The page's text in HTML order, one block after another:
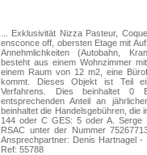
... Exklusivität Nizza Pasteur,
ensconce off, obersten Etage mit
Annehmlichkeiten (Autobahn,
besteht aus einem Wohnzimmer
einem Raum von 12 m2, eine
kommt. Dieses Objekt ist Teil
Verfahrens. Dies beinhaltet 0
entsprechenden Anteil an
beinhaltet die Handelsgebühren, die
144 oder C GES: 5 oder A. Serge
RSAC unter der Nummer
Ansprechpartner: Denis Hartnagel
Ref: 55788